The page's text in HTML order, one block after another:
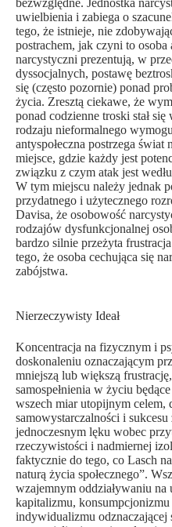
uwielbienia i zabiega o
tego, że istnieje, nie
postrachem, jak czyni to osoba
narcystyczni prezentują, w
dyssocjalnych, postawę
się (często pozornie) ponad
życia. Zresztą ciekawe, że
ponad codzienne troski stał się
rodzaju nieformalnego
antyspołeczna postrzega
miejsce, gdzie każdy jest
związku z czym atak jest
W tym miejscu należy jednak
przydatnego i użytecznego
Davisa, że osobowość
rodzajów dysfunkcjonalnej
bardzo silnie przeżyta
tego, że osoba cechująca się
zabójstwa.
Nierzeczywisty Ideał
Koncentracja na fizycznym i
doskonaleniu oznaczającym
mniejszą lub większą
samospełnienia w życiu
wszech miar utopijnym celem,
samowystarczalności i
jednoczesnym lęku wobec
rzeczywistości i nadmiernej
faktycznie do tego, co Lasch
naturą życia społecznego”.
wzajemnym oddziaływaniu na
kapitalizmu,
indywidualizmu odznaczającej